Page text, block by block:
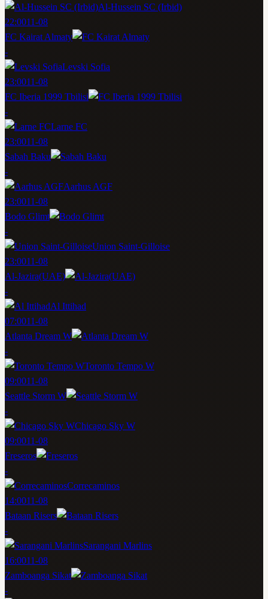
Al-Hussein SC (Irbid)
22:0011-08
FC Kairat Almaty
-
Levski Sofia
23:0011-08
FC Iberia 1999 Tbilisi
-
Larne FC
23:0011-08
Sabah Baku
-
Aarhus AGF
23:0011-08
Bodo Glimt
-
Union Saint-Gilloise
23:0011-08
Al-Jazira(UAE)
-
Al Ittihad
07:0011-08
Atlanta Dream W
-
Toronto Tempo W
09:0011-08
Seattle Storm W
-
Chicago Sky W
09:0011-08
Freseros
-
Correcaminos
14:0011-08
Bataan Risers
-
Sarangani Marlins
16:0011-08
Zamboanga Sikat
-